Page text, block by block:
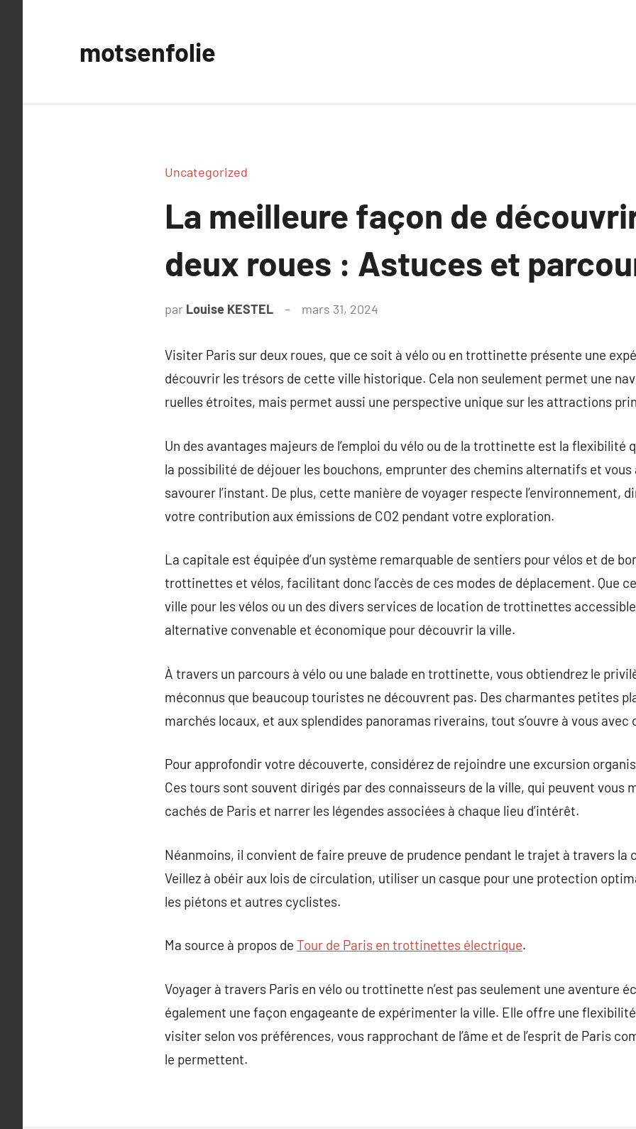
motsenfolie
Uncategorized
La meilleure façon de
deux roues : Astuces et
par Louise KESTEL mars 31, 2024
Visiter Paris sur deux roues, que ce soit à vélo ou en trottinette présente une
découvrir les trésors de cette ville historique. Cela non seulement permet une
ruelles étroites, mais permet aussi une perspective unique sur les attractions
Un des avantages majeurs de l’emploi du vélo ou de la trottinette est la flexibilité
la possibilité de déjouer les bouchons, emprunter des chemins alternatifs et
savourer l’instant. De plus, cette manière de voyager respecte l’environnement,
votre contribution aux émissions de CO2 pendant votre exploration.
La capitale est équipée d’un système remarquable de sentiers pour vélos et de
trottinettes et vélos, facilitant donc l’accès de ces modes de déplacement. Que ce
ville pour les vélos ou un des divers services de location de trottinettes
alternative convenable et économique pour découvrir la ville.
À travers un parcours à vélo ou une balade en trottinette, vous obtiendrez le
méconnus que beaucoup touristes ne découvrent pas. Des charmantes petites
marchés locaux, et aux splendides panoramas riverains, tout s’ouvre à vous
Pour approfondir votre découverte, considérez de rejoindre une excursion
Ces tours sont souvent dirigés par des connaisseurs de la ville, qui peuvent vous
cachés de Paris et narrer les légendes associées à chaque lieu d’intérêt.
Néanmoins, il convient de faire preuve de prudence pendant le trajet à travers la
Veillez à obéir aux lois de circulation, utiliser un casque pour une protection
les piétons et autres cyclistes.
Ma source à propos de Tour de Paris en trottinettes électrique.
Voyager à travers Paris en vélo ou trottinette n’est pas seulement une aventure
également une façon engageante de expérimenter la ville. Elle offre une
visiter selon vos préférences, vous rapprochant de l’âme et de l’esprit de Paris
le permettent.